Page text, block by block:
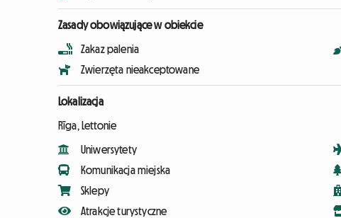
Zasady obowiązujące w obiekcie
Zakaz palenia
Zwierzęta nieakceptowane
Lokalizacja
Rīga, Lettonie
Uniwersytety
Komunikacja miejska
Sklepy
Atrakcje turystyczne